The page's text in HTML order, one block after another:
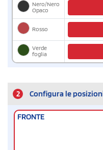
Nero/Nero
Opaco
Rosso
Verde
foglia
2 Configura le
FRONTE